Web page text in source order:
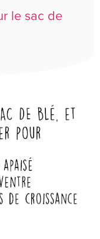
le sac de